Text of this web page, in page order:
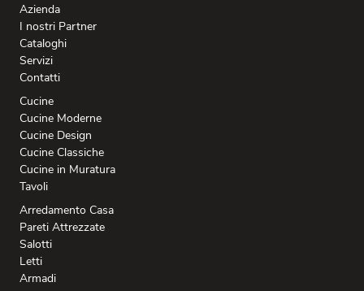
Azienda
I nostri Partner
Cataloghi
Servizi
Contatti
Cucine
Cucine Moderne
Cucine Design
Cucine Classiche
Cucine in Muratura
Tavoli
Arredamento Casa
Pareti Attrezzate
Salotti
Letti
Armadi